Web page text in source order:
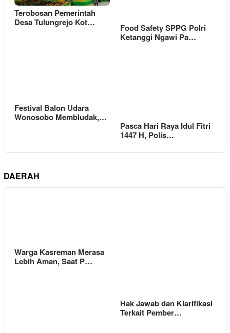
Terobosan Pemerintah
Desa Tulungrejo Kot…
Food Safety SPPG Polri
Ketanggi Ngawi Pa…
Festival Balon Udara
Wonosobo Membludak,…
Pasca Hari Raya Idul Fitri
1447 H, Polis…
DAERAH
Warga Kasreman Merasa
Lebih Aman, Saat P…
Hak Jawab dan Klarifikasi
Terkait Pember…